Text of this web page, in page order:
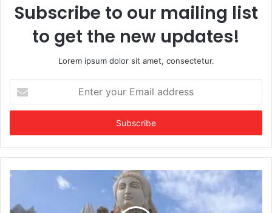
Subscribe to our mailing list
to get the new updates!
Lorem ipsum dolor sit amet, consectetur.
your
Email